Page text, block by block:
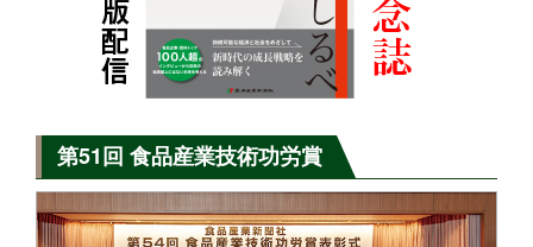
第51回 食品産業技術功労賞